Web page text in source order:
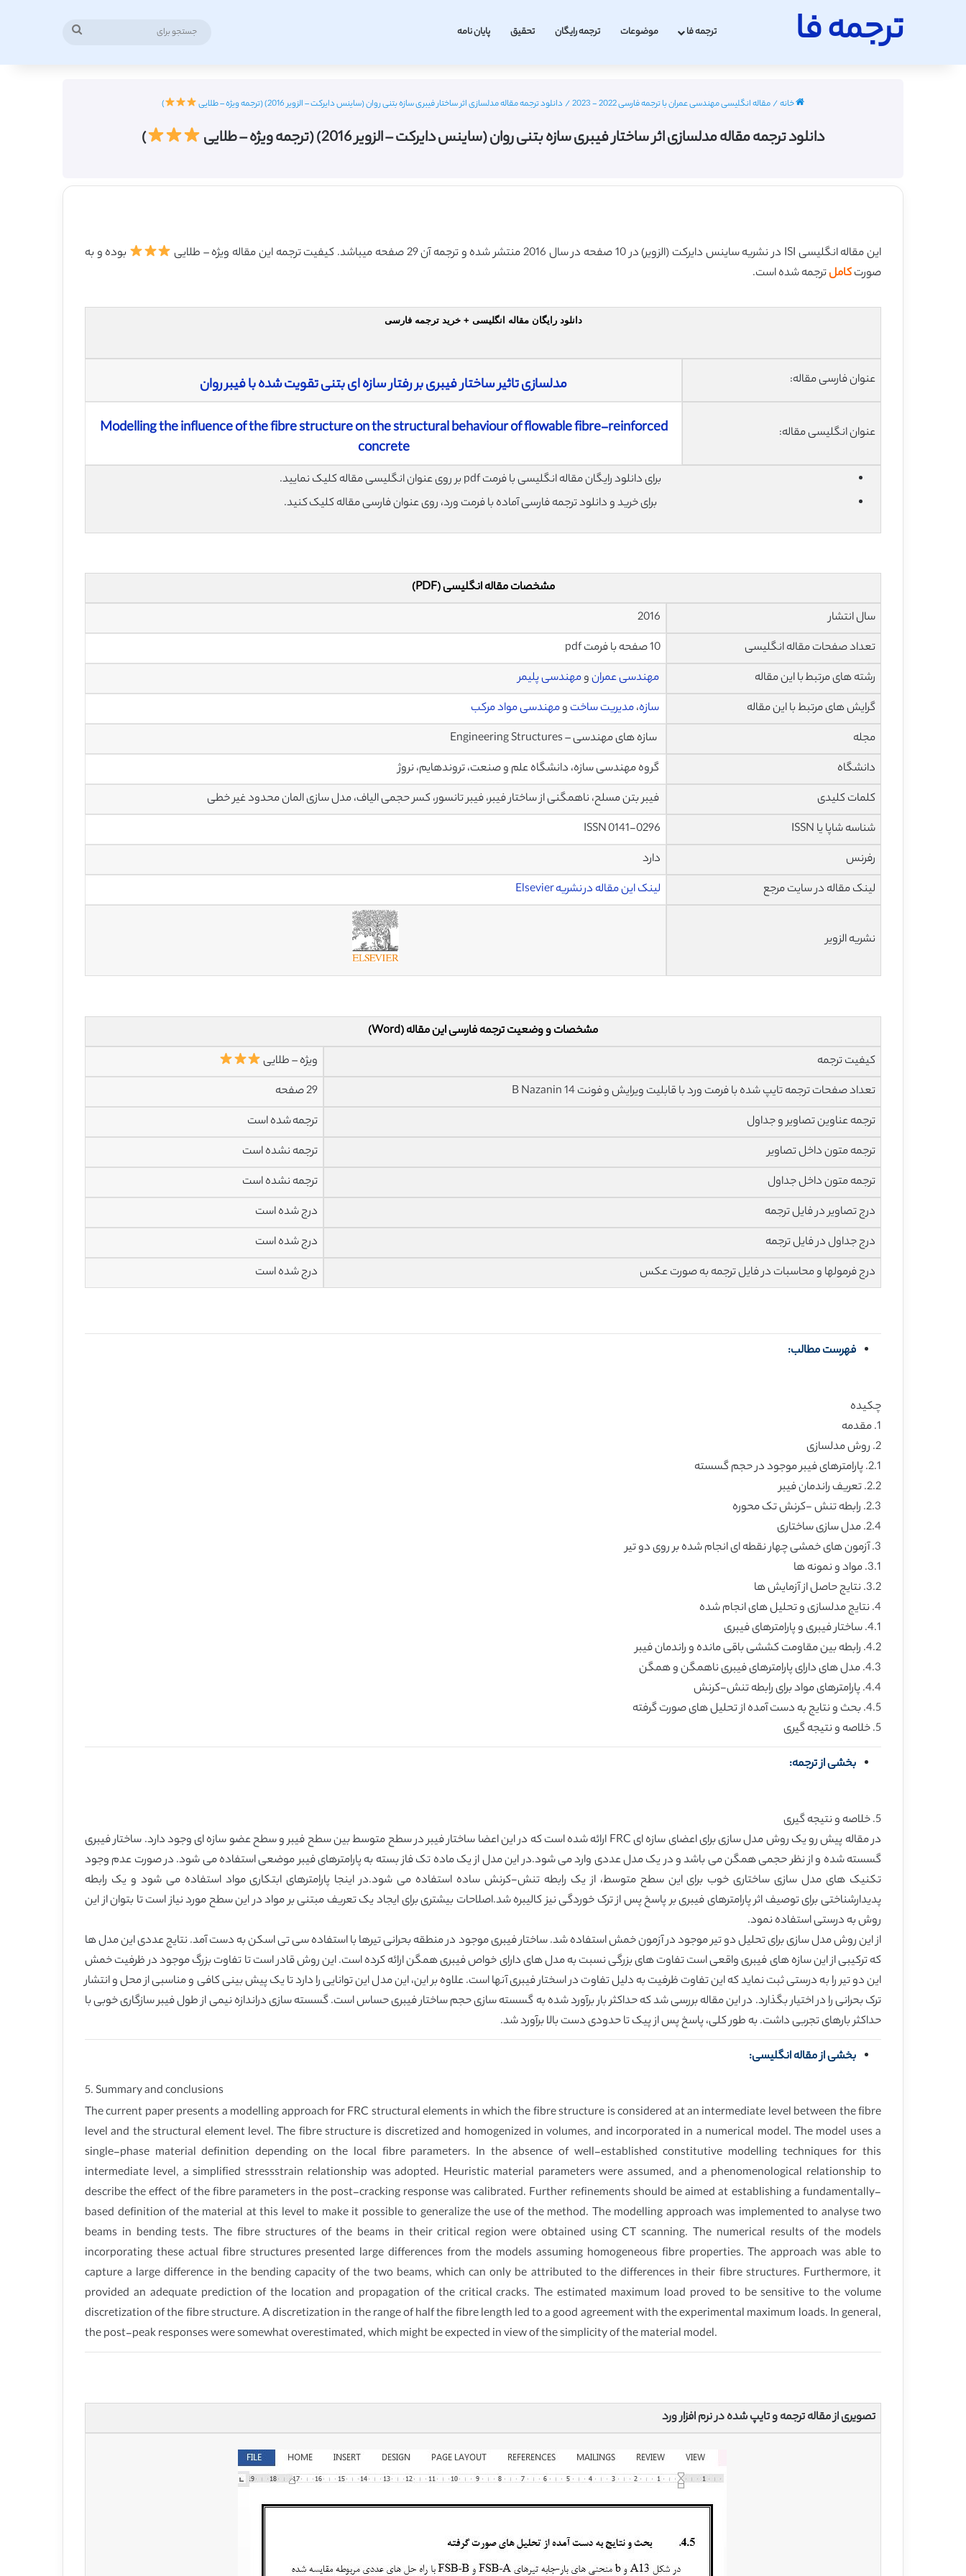
ترجمه فا ترجمه فا موضوعات ترجمه رایگان تحقیق پایان نامه
خانه/مقاله انگلیسی مهندسی عمران با ترجمه فارسی 2022 - 2023 / دانلود ترجمه مقاله مدلسازی اثر ساختار فیبری سازه بتنی روان (ساینس دایرکت – الزویر 2016) (ترجمه ویژه – طلایی )
دانلود ترجمه مقاله مدلسازی اثر ساختار فیبری سازه بتنی روان (ساینس دایرکت – الزویر 2016) (ترجمه ویژه – طلایی )
این مقاله انگلیسی ISI در نشریه ساینس دایرکت (الزویر) در 10 صفحه در سال 2016 منتشر شده و ترجمه آن 29 صفحه میباشد. کیفیت ترجمه این مقاله ویژه – طلایی
بوده و به
صورتکاملترجمه شده است.
دانلود رایگان مقاله انگلیسی + خرید ترجمه فارسی
عنوان فارسی مقاله: مدلسازی تاثیر ساختار فیبری بر رفتار سازه ای بتنی تقویت شده با فیبر روان
عنوان انگلیسی مقاله:
Modelling the influence of the fibre structure on the structural behaviour of flowable fibre-reinforced
concrete
برای دانلود رایگان مقاله انگلیسی با فرمت pdf بر روی عنوان انگلیسی مقاله کلیک نمایید.
برای خرید و دانلود ترجمه فارسی آماده با فرمت ورد، روی عنوان فارسی مقاله کلیک کنید.
مشخصات مقاله انگلیسی (PDF)
سال انتشار
2016
تعداد صفحات مقاله انگلیسی
10 صفحه با فرمت pdf
رشته های مرتبط با این مقاله
مهندسی عمرانومهندسی پلیمر
گرایش های مرتبط با این مقاله
سازه،مدیریت ساخت ومهندسی مواد مرکب
مجله
سازه های مهندسی – Engineering Structures
دانشگاه
گروه مهندسی سازه، دانشگاه علم و صنعت، تروندهایم، نروژ
کلمات کلیدی
فیبر بتن مسلح، ناهمگنی از ساختار فیبر، فیبر تانسور، کسر حجمی الیاف، مدل سازی المان محدود غیر خطی
شناسه شاپا یا ISSN
ISSN 0141-0296
رفرنس
دارد
لینک مقاله در سایت مرجع
لینک این مقاله در نشریه Elsevier
نشریه الزویر
مشخصات و وضعیت ترجمه فارسی این مقاله (Word)
کیفیت ترجمه
ویژه – طلایی
تعداد صفحات ترجمه تایپ شده با فرمت ورد با قابلیت ویرایش و فونت 14 B Nazanin
29 صفحه
ترجمه عناوین تصاویر و جداول
ترجمه شده است
ترجمه متون داخل تصاویر
ترجمه نشده است
ترجمه متون داخل جداول
ترجمه نشده است
درج تصاویر در فایل ترجمه
درج شده است
درج جداول در فایل ترجمه
درج شده است
درج فرمولها و محاسبات در فایل ترجمه به صورت عکس
درج شده است
فهرست مطالب:
چکیده
1. مقدمه
2. روش مدلسازی
2.1. پارامترهای فیبر موجود در حجم گسسته
2.2. تعریف راندمان فیبر
2.3. رابطه تنش -کرنش تک محوره
2.4. مدل سازی ساختاری
3. آزمون های خمشی چهار نقطه ای انجام شده بر روی دو تیر
3.1. مواد و نمونه ها
3.2. نتایج حاصل از آزمایش ها
4. نتایج مدلسازی و تحلیل های انجام شده
4.1. ساختار فیبری و پارامترهای فیبری
4.2. رابطه بین مقاومت کششی باقی مانده و راندمان فیبر
4.3. مدل های دارای پارامترهای فیبری ناهمگن و همگن
4.4. پارامترهای مواد برای رابطه تنش-کرنش
4.5. بحث و نتایج به دست آمده از تحلیل های صورت گرفته
5. خلاصه و نتیجه گیری
بخشی از ترجمه:
5. خلاصه و نتیجه گیری
در مقاله پیش رو یک روش مدل سازی برای اعضای سازه ای FRC ارائه شده است که در این اعضا ساختار فیبر در سطح متوسط بین سطح فیبر و سطح عضو سازه ای وجود دارد. ساختار فیبری
گسسته شده و از نظر حجمی همگن می باشد و در یک مدل عددی وارد می شود.در این مدل از یک ماده تک فاز بسته به پارامترهای فیبر موضعی استفاده می شود. در صورت عدم وجود
تکنیک های مدل سازی ساختاری خوب برای این سطح متوسط، از یک رابطه تنش-کرنش ساده استفاده می شود.در اینجا پارامترهای ابتکاری مواد استفاده می شود و یک رابطه
پدیدارشناختی برای توصیف اثر پارامترهای فیبری بر پاسخ پس از ترک خوردگی نیز کالیبره شد.اصلاحات بیشتری برای ایجاد یک تعریف مبتنی بر مواد در این سطح مورد نیاز است تا بتوان از این
روش به درستی استفاده نمود.
از این روش مدل سازی برای تحلیل دو تیر موجود در آزمون خمش استفاده شد. ساختار فیبری موجود در منطقه بحرانی تیرها با استفاده سی تی اسکن به دست آمد. نتایج عددی این مدل ها
که ترکیبی از این سازه های فیبری واقعی است تفاوت های بزرگی نسبت به مدل های دارای خواص فیبری همگن ارائه کرده است. این روش قادر است تا تفاوت بزرگ موجود در ظرفیت خمش
این دو تیر را به درستی ثبت نماید که این تفاوت ظرفیت به دلیل تفاوت در اسختار فیبری آنها است. علاوه بر این، این مدل این توانایی را دارد تا یک پیش بینی کافی و مناسبی از محل و انتشار
ترک بحرانی را در اختیار بگذارد. در این مقاله بررسی شد که حداکثر بار برآورد شده به گسسته سازی حجم ساختار فیبری حساس است. گسسته سازی دراندازه نیمی از طول فیبر سازگاری خوبی با
حداکثر بارهای تجربی داشت. به طور کلی، پاسخ پس از پیک تا حدودی دست بالا برآورد شد.
بخشی از مقاله انگلیسی:
5. Summary and conclusions
The current paper presents a modelling approach for FRC structural elements in which the fibre structure is considered at an intermediate level between the fibre
level and the structural element level. The fibre structure is discretized and homogenized in volumes, and incorporated in a numerical model. The model uses a
single-phase material definition depending on the local fibre parameters. In the absence of well-established constitutive modelling techniques for this
intermediate level, a simplified stressstrain relationship was adopted. Heuristic material parameters were assumed, and a phenomenological relationship to
describe the effect of the fibre parameters in the post-cracking response was calibrated. Further refinements should be aimed at establishing a fundamentally-
based definition of the material at this level to make it possible to generalize the use of the method. The modelling approach was implemented to analyse two
beams in bending tests. The fibre structures of the beams in their critical region were obtained using CT scanning. The numerical results of the models
incorporating these actual fibre structures presented large differences from the models assuming homogeneous fibre properties. The approach was able to
capture a large difference in the bending capacity of the two beams, which can only be attributed to the differences in their fibre structures. Furthermore, it
provided an adequate prediction of the location and propagation of the critical cracks. The estimated maximum load proved to be sensitive to the volume
discretization of the fibre structure. A discretization in the range of half the fibre length led to a good agreement with the experimental maximum loads. In general,
the post-peak responses were somewhat overestimated, which might be expected in view of the simplicity of the material model.
تصویری از مقاله ترجمه و تایپ شده در نرم افزار ورد